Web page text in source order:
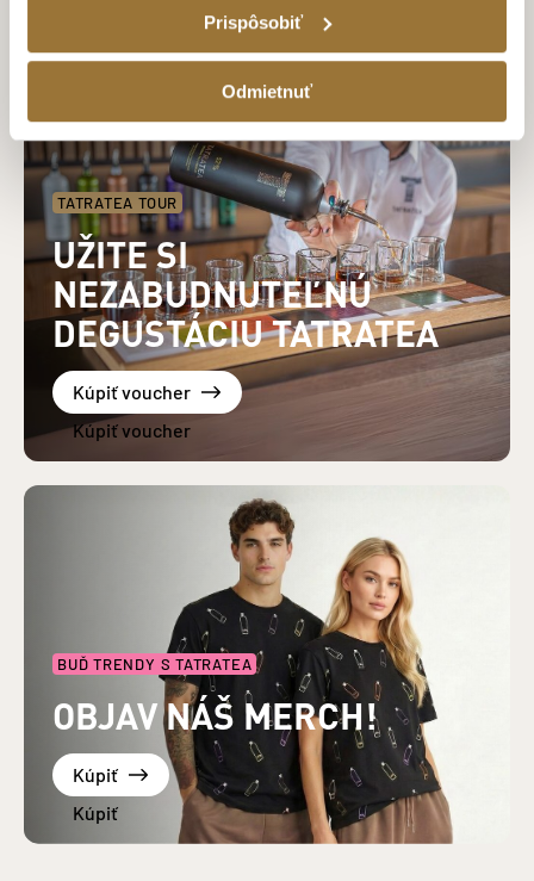
Prispôsobiť
Odmietnuť
TATRATEA TOUR
UŽITE SI
NEZABUDNUTEĽNÚ
DEGUSTÁCIU TATRATEA
Kúpiť voucher
BUĎ TRENDY S TATRATEA
OBJAV NÁŠ MERCH!
Kúpiť